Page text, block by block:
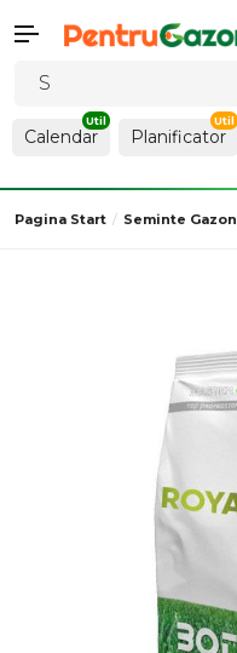
Calendar Planificator
Pagina Start Seminte Gazon